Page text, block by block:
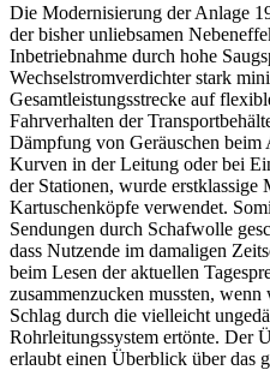
Die Modernisierung der Anlage
der bisher unliebsamen
Inbetriebnahme durch hohe
Wechselstromverdichter stark
Gesamtleistungsstrecke auf
Fahrverhalten der
Dämpfung von Geräuschen beim
Kurven in der Leitung oder bei
der Stationen, wurde
Kartuschenköpfe verwendet.
Sendungen durch Schafwolle
dass Nutzende im damaligen
beim Lesen der aktuellen
zusammenzucken mussten,
Schlag durch die vielleicht
Rohrleitungssystem ertönte. Der
erlaubt einen Überblick über das